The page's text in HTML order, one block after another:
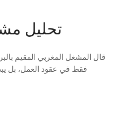
تحليل
قال المشغل المغربي المقيم
فقط في عقود العمل، بل